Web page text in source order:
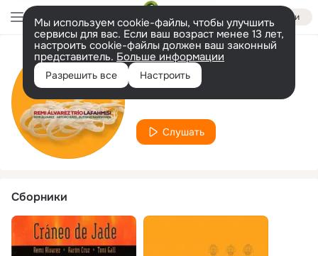
Войти
Мы используем cookie-файлы, чтобы улучшить
сервисы для вас. Если ваш возраст менее 13 лет,
настроить cookie-файлы должен ваш законный
представитель. Больше информации
Разрешить все Настроить
Исполнитель
Remi Álvarez
Слушать
Сборники